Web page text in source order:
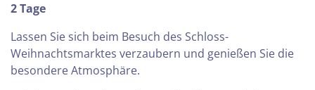
2 Tage
Lassen Sie sich beim Besuch des Schloss-
Weihnachtsmarktes verzaubern und genießen Sie die
besondere Atmosphäre.